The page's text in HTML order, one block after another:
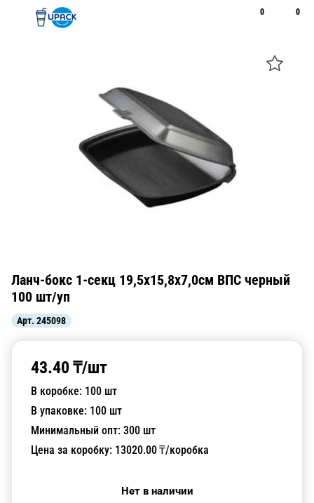
0 0
Ланч-бокс 1-секц 19,5х15,8х7,0см ВПС черный
100 шт/уп
Арт. 245098
43.40 ₸/шт
В коробке: 100 шт
В упаковке: 100 шт
Минимальный опт: 300 шт
Цена за коробку: 13020.00₸/коробка
Нет в наличии